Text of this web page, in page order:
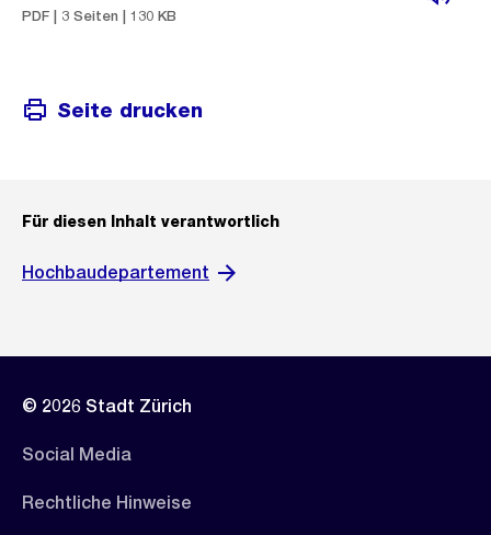
PDF | 3 Seiten | 130 KB
Seite drucken
Für diesen Inhalt verantwortlich
Hochbaudepartement
© 2026 Stadt Zürich
Social Media
Rechtliche Hinweise